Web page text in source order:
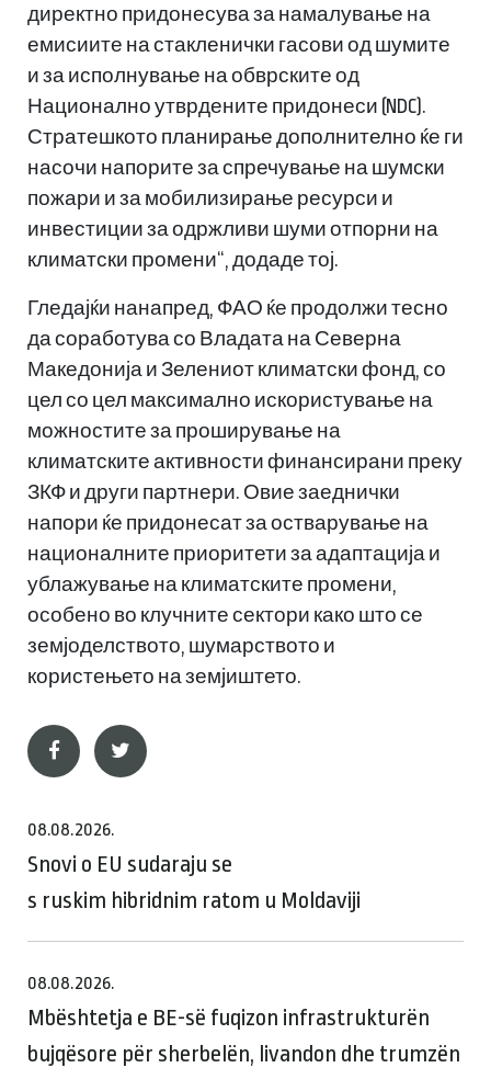
директно придонесува за намалување на
емисиите на стакленички гасови од шумите
и за исполнување на обврските од
Национално утврдените придонеси (NDC).
Стратешкото планирање дополнително ќе ги
насочи напорите за спречување на шумски
пожари и за мобилизирање ресурси и
инвестиции за одржливи шуми отпорни на
климатски промени“, додаде тој.
Гледајќи нанапред, ФАО ќе продолжи тесно
да соработува со Владата на Северна
Македонија и Зелениот климатски фонд, со
цел со цел максимално искористување на
можностите за проширување на
климатските активности финансирани преку
ЗКФ и други партнери. Овие заеднички
напори ќе придонесат за остварување на
националните приоритети за адаптација и
ублажување на климатските промени,
особено во клучните сектори како што се
земјоделството, шумарството и
користењето на земјиштето.
08.08.2026.
Snovi o EU sudaraju se
s ruskim hibridnim ratom u Moldaviji
08.08.2026.
Mbështetja e BE-së fuqizon infrastrukturën
bujqësore për sherbelën, livandon dhe trumzën